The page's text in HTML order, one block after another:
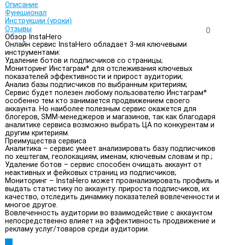
Описание
Функционал
Инструкции (уроки)
Отзывы
0
Обзор InstaHero
Онлайн сервис InstaHero обладает 3-мя ключевыми
инструментами:
Удаление ботов и подписчиков со страницы;
Мониторинг Инстаграм* для отслеживания ключевых
показателей эффективности и прирост аудитории;
Анализ базы подписчиков по выбранным критериям;
Сервис будет полезен любому пользователю Инстаграм*
особенно тем кто занимается продвижением своего
аккаунта. Но наиболее полезным сервис окажется для
блогеров, SMM-менеджеров и магазинов, так как благодаря
аналитике сервиса возможно выбрать ЦА по конкурентам и
другим критериям.
Преимущества сервиса
Аналитика – сервис умеет анализировать базу подписчиков
по хештегам, геолокациям, именам, ключевым словам и пр.;
Удаление ботов – сервис способен очищать аккаунт от
неактивных и фейковых страниц из подписчиков;
Мониторинг – InstaHero может проанализировать профиль и
выдать статистику по аккаунту: прироста подписчиков, их
качество, отследить динамику показателей вовлеченности и
многое другое.
Вовлеченность аудитории во взаимодействие с аккаунтом
непосредственно влияет на эффективность продвижение и
рекламу услуг/товаров среди аудитории.